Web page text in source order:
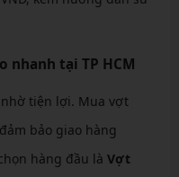
nhanh tại TP HCM
tiện lợi. Mua vợt
bảo giao hàng
hàng đầu là Vợt